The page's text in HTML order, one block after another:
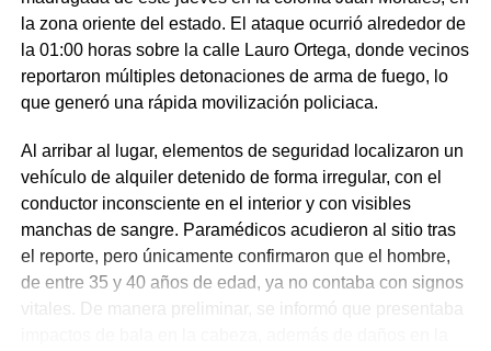
la zona oriente del estado. El ataque ocurrió alrededor de
la 01:00 horas sobre la calle Lauro Ortega, donde vecinos
reportaron múltiples detonaciones de arma de fuego, lo
que generó una rápida movilización policiaca.
Al arribar al lugar, elementos de seguridad localizaron un
vehículo de alquiler detenido de forma irregular, con el
conductor inconsciente en el interior y con visibles
manchas de sangre. Paramédicos acudieron al sitio tras
el reporte, pero únicamente confirmaron que el hombre,
de entre 35 y 40 años de edad, ya no contaba con signos
vitales. De manera preliminar, se informó que presentaba